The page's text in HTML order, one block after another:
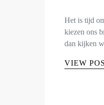
Het is tijd
kiezen ons
dan kijken
VIEW